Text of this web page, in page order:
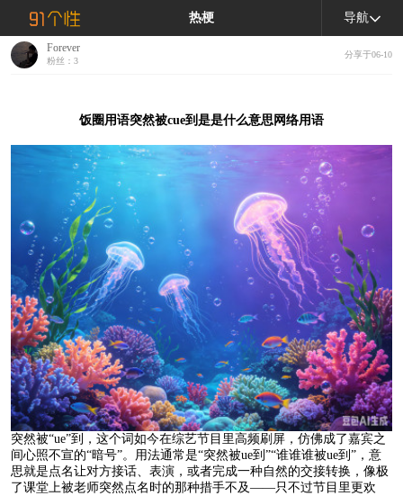
热梗 导航
Forever
粉丝：3
分享于06-10
饭圈用语突然被cue到是是什么意思网络用语
突然被“ue”到，这个词如今在综艺节目里高频刷屏，仿佛成了嘉宾之
间心照不宣的“暗号”。用法通常是“突然被ue到”“谁谁谁被ue到”，意
思就是点名让对方接话、表演，或者完成一种自然的交接转换，像极
了课堂上被老师突然点名时的那种措手不及——只不过节目里更欢